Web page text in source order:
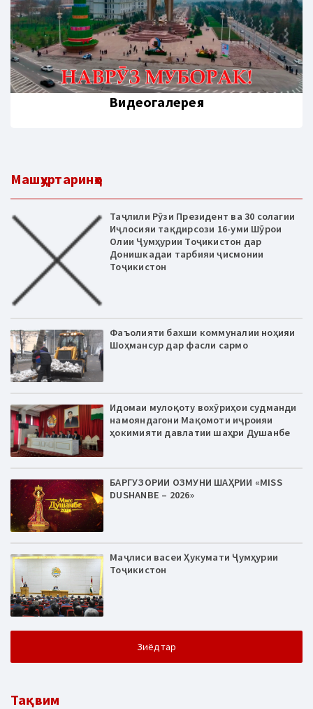
Видеогалерея
Машҳуртаринҳо
Таҷлили Рӯзи Президент ва 30 солагии
Иҷлосияи тақдирсози 16-уми Шӯрои
Олии Ҷумҳурии Тоҷикистон дар
Донишкадаи тарбияи ҷисмонии
Тоҷикистон
Фаъолияти бахши коммуналии ноҳияи
Шоҳмансур дар фасли сармо
Идомаи мулоқоту вохӯриҳои судманди
намояндагони Мақомоти иҷроияи
ҳокимияти давлатии шаҳри Душанбе
БАРГУЗОРИИ ОЗМУНИ ШАҲРИИ «MISS
DUSHANBE – 2026»
Маҷлиси васеи Ҳукумати Ҷумҳурии
Тоҷикистон
Зиёдтар
Тақвим